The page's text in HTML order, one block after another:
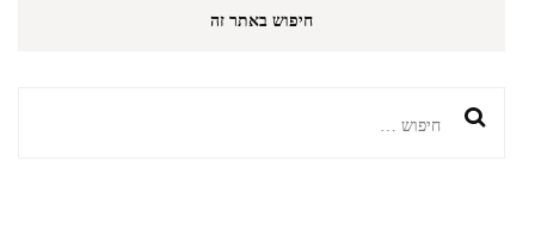
חיפוש באתר זה
חיפוש: